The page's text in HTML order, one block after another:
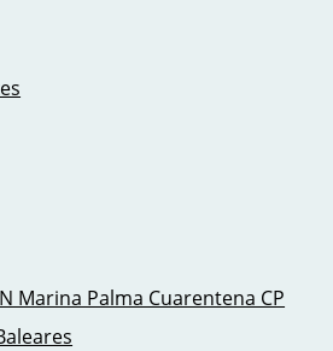
Marina Palma Cuarentena CP